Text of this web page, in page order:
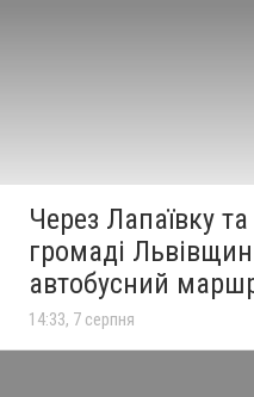
Через Лапаївку
громаді
автобусний
14:33, 7 серпня